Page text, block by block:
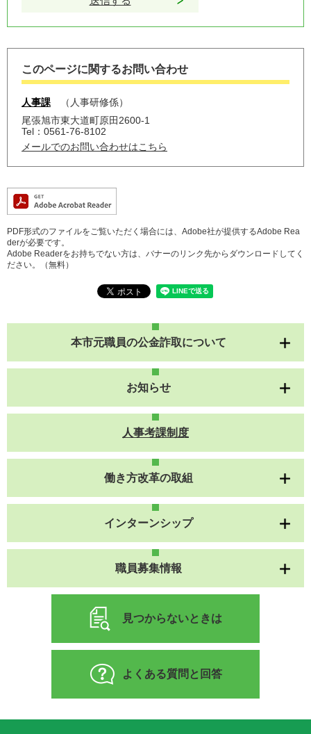
このページに関するお問い合わせ
人事課
人事研修係
尾張旭市東大道町原田2600-1
Tel：0561-76-8102
メールでのお問い合わせはこちら
PDF形式のファイルをご覧いただく場合には、Adobe社が提供するAdobe Rea
derが必要です。
Adobe Readerをお持ちでない方は、バナーのリンク先からダウンロードしてく
ださい。（無料）
本市元職員の公金詐取について
お知らせ
人事考課制度
働き方改革の取組
インターンシップ
職員募集情報
見つからないときは
よくある質問と回答